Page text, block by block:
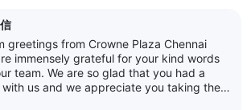
greetings from Crowne Plaza Chennai
immensely grateful for your kind words
team. We are so glad that you had a
us and we appreciate you taking the
Crowne Plaza Chennai Adyar Park